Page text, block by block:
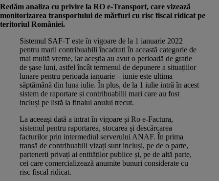
Redăm analiza cu privire la RO e-Transport, care vizează
monitorizarea transportului de mărfuri cu risc fiscal ridicat pe
teritoriul României.
Sistemul SAF-T este în vigoare de la 1 ianuarie 2022
pentru marii contribuabili încadrați în această categorie de
mai multă vreme, iar aceștia au avut o perioadă de grație
de șase luni, astfel încât termenul de depunere a situațiilor
lunare pentru perioada ianuarie – iunie este ultima
săptămână din luna iulie. În plus, de la 1 iulie intră în acest
sistem de raportare și contribuabilii mari care au fost
incluși pe listă la finalul anului trecut.
La aceeași dată a intrat în vigoare și Ro e-Factura,
sistemul pentru raportarea, stocarea și descărcarea
facturilor prin intermediul serverului ANAF. În prima
tranșă de contribuabili vizați sunt incluși, pe de o parte,
partenerii privați ai entităților publice și, pe de altă parte,
cei care comercializează anumite bunuri considerate cu
risc fiscal ridicat.